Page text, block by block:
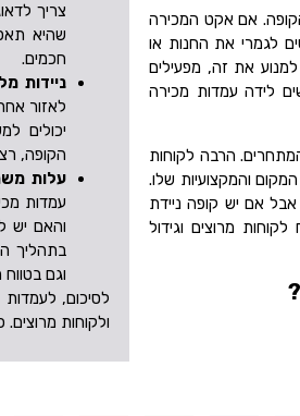
אם אקט המכירה
לגמרי את החנות או
את זה, מפעילים
לידה עמדות מכירה
הרבה לקוחות
והמקצועיות שלו.
אם יש קופה ניידת
מרוצים וגידול
צריך
שהיא
חכמים.
ניידות
לאזור
יכולים
הקופה,
עלות
עמדות
והאם יש
בתהליך
וגם
לסיכום, לעמדות
ולקוחות